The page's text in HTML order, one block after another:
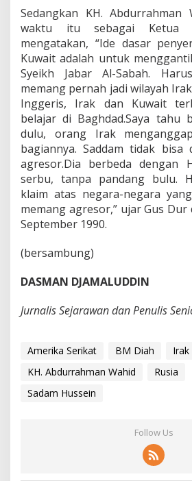
Sedangkan KH. Abdurrahman
waktu itu sebagai Ketua
mengatakan, “Ide dasar
Kuwait adalah untuk
Syeikh Jabar Al-Sabah.
memang pernah jadi wilayah
Inggeris, Irak dan Kuwait
belajar di Baghdad.Saya tahu
dulu, orang Irak
bagiannya. Saddam tidak bisa
agresor.Dia berbeda dengan
serbu, tanpa pandang bulu.
klaim atas negara-negara
memang agresor,” ujar Gus Dur
September 1990.
(bersambung)
DASMAN DJAMALUDDIN
Jurnalis Sejarawan dan Penulis
Amerika Serikat BM Diah Irak
KH. Abdurrahman Wahid
Rusia
Sadam Hussein
Follow Us